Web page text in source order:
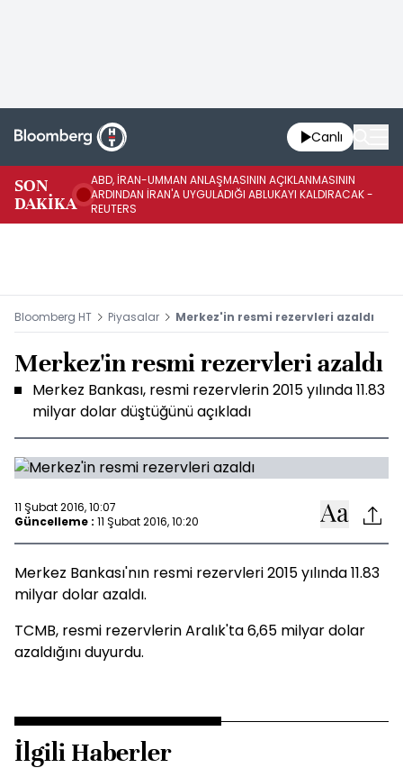
Canlı
SON
DAKİKA
ABD, İRAN-UMMAN ANLAŞMASININ AÇIKLANMASININ
ARDINDAN İRAN'A UYGULADIĞI ABLUKAYI KALDIRACAK -
REUTERS
Bloomberg HT Piyasalar Merkez'in resmi rezervleri azaldı
Merkez'in resmi rezervleri azaldı
Merkez Bankası, resmi rezervlerin 2015 yılında 11.83
milyar dolar düştüğünü açıkladı
11 Şubat 2016, 10:07
Güncelleme : 11 Şubat 2016, 10:20
Merkez Bankası'nın resmi rezervleri 2015 yılında 11.83
milyar dolar azaldı.
TCMB, resmi rezervlerin Aralık'ta 6,65 milyar dolar
azaldığını duyurdu.
İlgili Haberler